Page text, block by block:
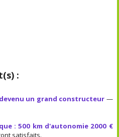
:
un grand constructeur —
: 500 km d'autonomie 2000 €
satisfaits.